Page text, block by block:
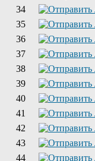
34
35
36
37
38
39
40
41
42
43
44